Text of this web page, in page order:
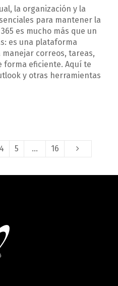
la organización y la
para mantener la
es mucho más que un
es una plataforma
correos, tareas,
forma eficiente. Aquí te
y otras herramientas
4 5 … 16